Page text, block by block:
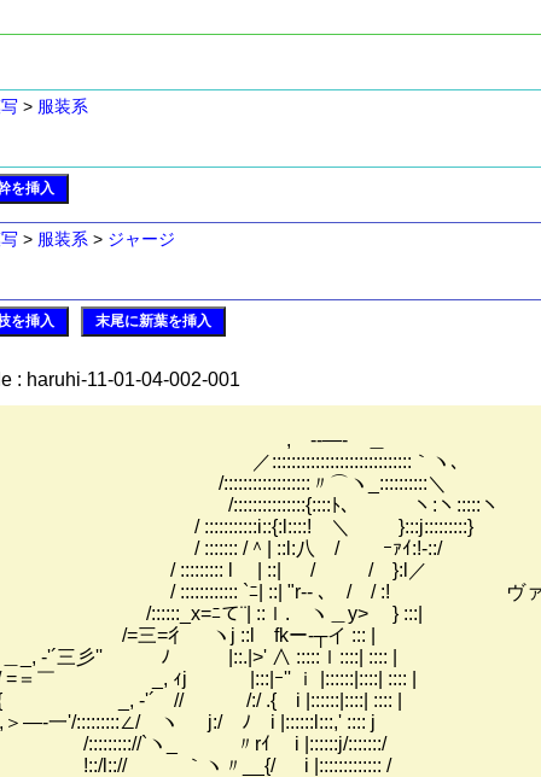
> 服装系
を挿入
> 服装系 > ジャージ
を挿入 末尾に新葉を挿入
: haruhi-11-01-04-002-001
-‐―- ＿
:::::::::::::::::::::::::::::｀ヽ､
〃⌒ヽ_::::::::::＼
ﾄ､ ヽ:ヽ:::::ヽ
:::::::::::i::{:l::::! ＼ }:::j:::::::::}
::::::: /＾| ::l:八 / ｰｧｲ:!-::/
/ ::::::::: l | ::| / / }:l／
:::::::::::: `ﾆ| ::| "r‐- ､ / / :! ヴァ
ﾆて¨| ::ｌ. ヽ＿y> } :::|
三=彳 ヽj ::l fkー‐┬イ ::: |
＿_, -'´三彡'' ﾉ |::.|>' ∧ :::::ｌ::::| :::: |
＝￣ _, ｨj |:::|ｰ'' ｉ |::::::|::::| :::: |
_, -'´ // /:/ .{ i |::::::|::::| :::: |
＞―‐一'/:::::::::∠/ ヽ j:/ ﾉ i |::::::l:::,' :::: j
`ヽ_ 〃rｲ i |::::::j/:::::::/
l::// ｀ヽ〃__{/ i |::::::::::::: /